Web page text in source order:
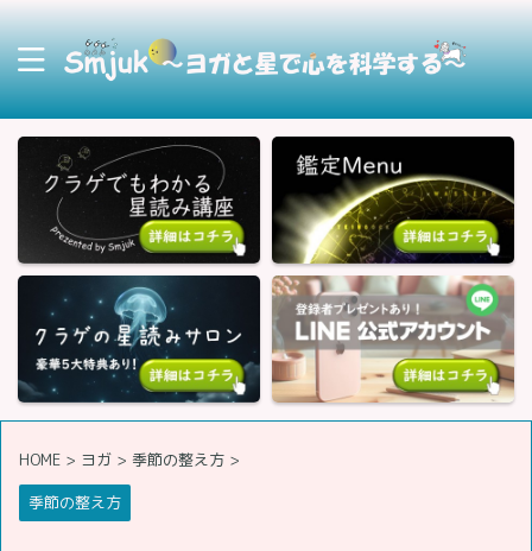
HOME > ヨガ > 季節の整え方 >
季節の整え方